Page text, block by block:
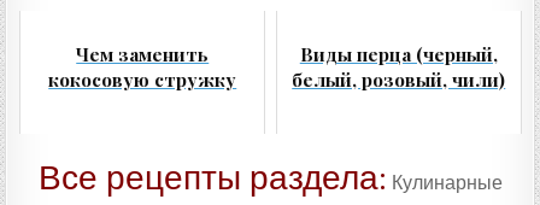
Чем заменить
кокосовую стружку
Виды перца (черный,
белый, розовый, чили)
Все рецепты раздела: Кулинарные